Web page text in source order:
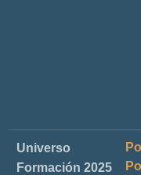
Universo
Formación 2025